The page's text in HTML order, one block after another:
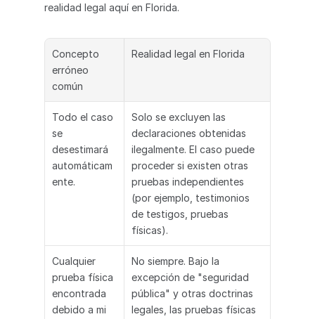
realidad legal aquí en Florida.
Concepto
erróneo
común
Realidad legal en Florida
Todo el caso
se
desestimará
automáticam
ente.
Solo se excluyen las
declaraciones obtenidas
ilegalmente. El caso puede
proceder si existen otras
pruebas independientes
(por ejemplo, testimonios
de testigos, pruebas
físicas).
Cualquier
prueba física
encontrada
debido a mi
No siempre. Bajo la
excepción de "seguridad
pública" y otras doctrinas
legales, las pruebas físicas